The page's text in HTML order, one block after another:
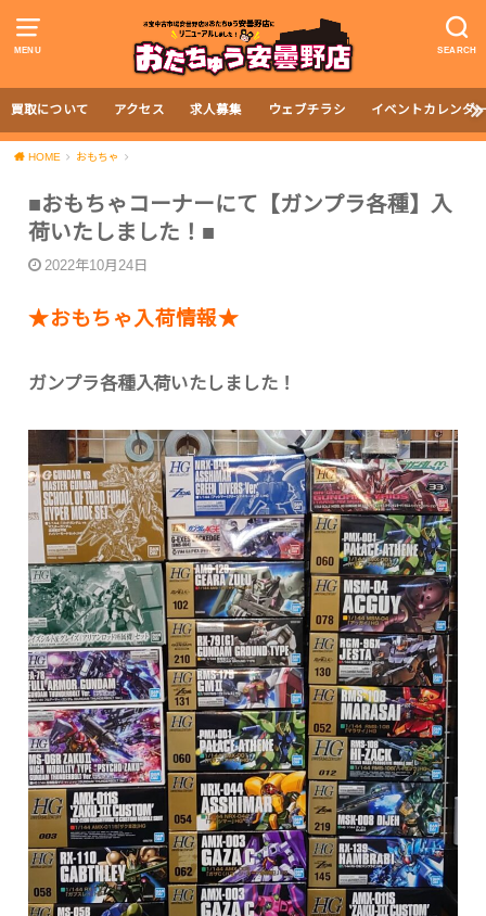
MENU SEARCH
買取について アクセス 求人募集 ウェブチラシ イベントカレンダ
HOME おもちゃ
■おもちゃコーナーにて【ガンプラ各種】入
荷いたしました！■
2022年10月24日
★おもちゃ入荷情報★
ガンプラ各種入荷いたしました！